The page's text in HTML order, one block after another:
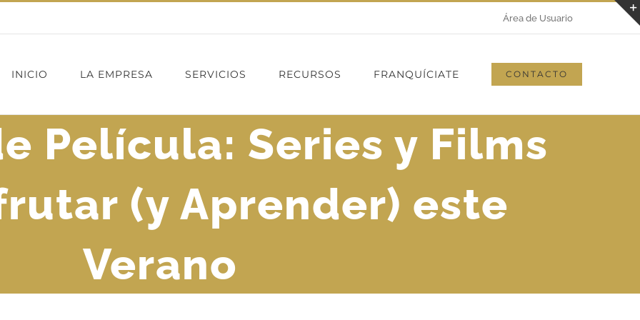
Área de Usuario
INICIO LA EMPRESA SERVICIOS RECURSOS FRANQUÍCIATE CONTACTO
Película: Series y Films
(y Aprender) este
Verano